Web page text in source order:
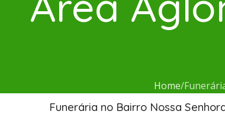
Home
Funerária no Bairro Nossa